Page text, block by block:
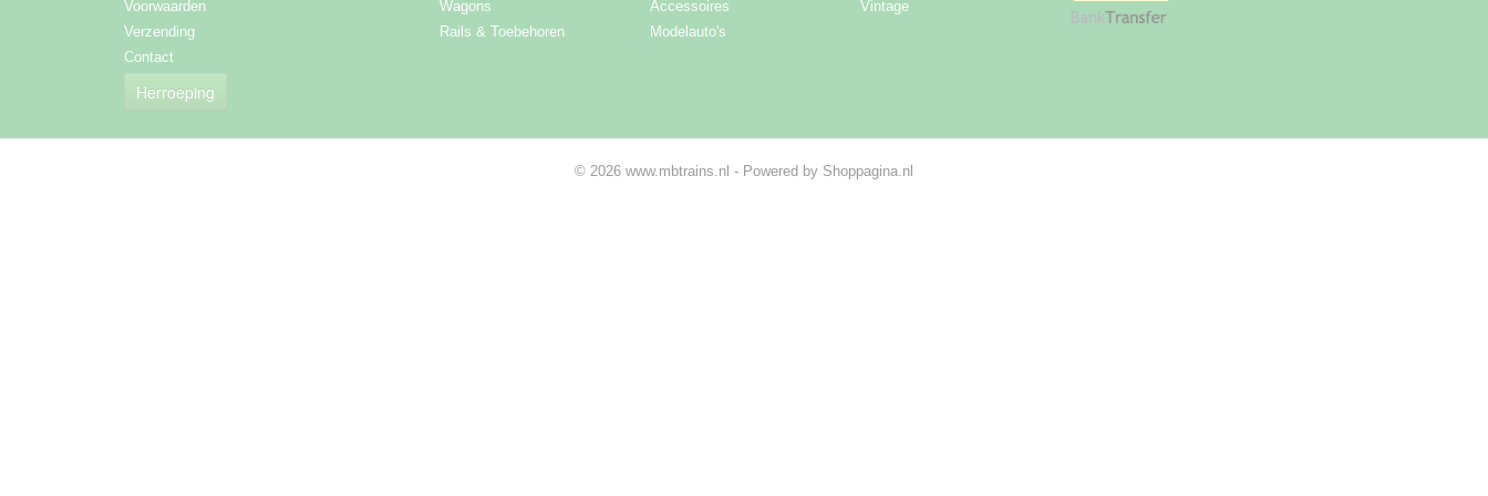
Voorwaarden
Verzending
Contact
Herroeping
Wagons
Rails & Toebehoren
Accessoires
Modelauto's
Vintage
© 2026 www.mbtrains.nl - Powered by Shoppagina.nl